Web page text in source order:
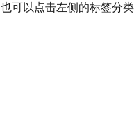
也可以点击左侧的标签分